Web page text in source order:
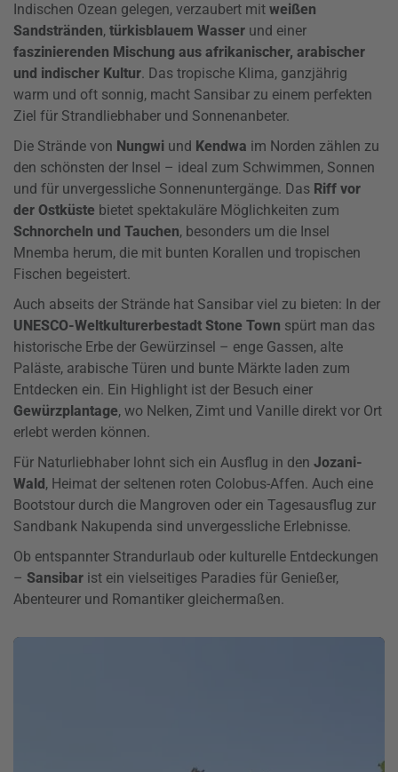
Indischen Ozean gelegen, verzaubert mit weißen
Sandstränden, türkisblauem Wasser und einer
faszinierenden Mischung aus afrikanischer, arabischer
und indischer Kultur. Das tropische Klima, ganzjährig
warm und oft sonnig, macht Sansibar zu einem perfekten
Ziel für Strandliebhaber und Sonnenanbeter.
Die Strände von Nungwi und Kendwa im Norden zählen zu
den schönsten der Insel – ideal zum Schwimmen, Sonnen
und für unvergessliche Sonnenuntergänge. Das Riff vor
der Ostküste bietet spektakuläre Möglichkeiten zum
Schnorcheln und Tauchen, besonders um die Insel
Mnemba herum, die mit bunten Korallen und tropischen
Fischen begeistert.
Auch abseits der Strände hat Sansibar viel zu bieten: In der
UNESCO-Weltkulturerbestadt Stone Town spürt man das
historische Erbe der Gewürzinsel – enge Gassen, alte
Paläste, arabische Türen und bunte Märkte laden zum
Entdecken ein. Ein Highlight ist der Besuch einer
Gewürzplantage, wo Nelken, Zimt und Vanille direkt vor Ort
erlebt werden können.
Für Naturliebhaber lohnt sich ein Ausflug in den Jozani-
Wald , Heimat der seltenen roten Colobus-Affen. Auch eine
Bootstour durch die Mangroven oder ein Tagesausflug zur
Sandbank Nakupenda sind unvergessliche Erlebnisse.
Ob entspannter Strandurlaub oder kulturelle Entdeckungen
– Sansibar ist ein vielseitiges Paradies für Genießer,
Abenteurer und Romantiker gleichermaßen.